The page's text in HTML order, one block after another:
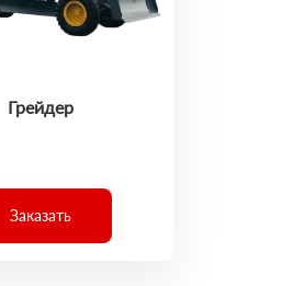
Грейдер
Заказать